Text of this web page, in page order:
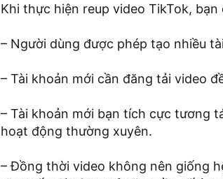
Khi thực hiện reup video TikTok,
– Người dùng được phép tạo nhiều
– Tài khoản mới cần đăng tải video
– Tài khoản mới bạn tích cực tương
hoạt động thường xuyên.
– Đồng thời video không nên giống